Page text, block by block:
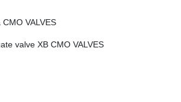
VALVES
valve XB CMO VALVES